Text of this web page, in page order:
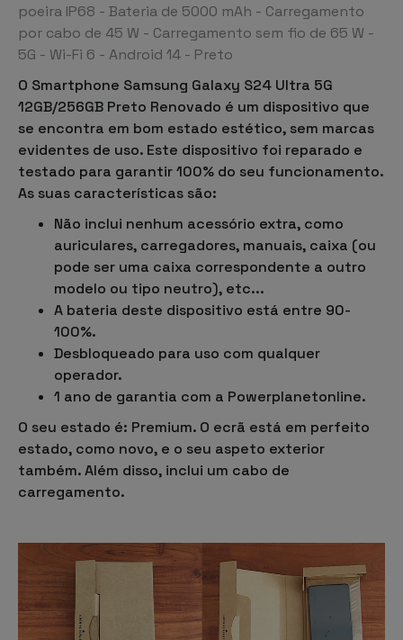
poeira IP68 - Bateria de 5000 mAh - Carregamento
por cabo de 45 W - Carregamento sem fio de 65 W -
5G - Wi-Fi 6 - Android 14 - Preto
O Smartphone Samsung Galaxy S24 Ultra 5G
12GB/256GB Preto Renovado é um dispositivo que
se encontra em bom estado estético, sem marcas
evidentes de uso. Este dispositivo foi reparado e
testado para garantir 100% do seu funcionamento.
As suas características são:
Não inclui nenhum acessório extra, como
auriculares, carregadores, manuais, caixa (ou
pode ser uma caixa correspondente a outro
modelo ou tipo neutro), etc...
A bateria deste dispositivo está entre 90-
100%.
Desbloqueado para uso com qualquer
operador.
1 ano de garantia com a Powerplanetonline.
O seu estado é: Premium. O ecrã está em perfeito
estado, como novo, e o seu aspeto exterior
também. Além disso, inclui um cabo de
carregamento.